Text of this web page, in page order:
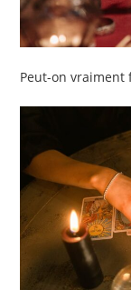
Peut-on vraiment